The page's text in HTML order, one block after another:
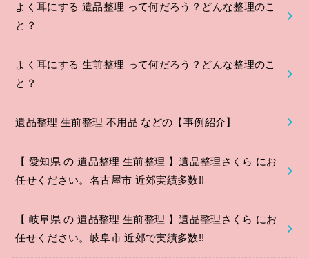
よく耳にする 遺品整理 って何だろう？どんな整理のこ
と？
よく耳にする 生前整理 って何だろう？どんな整理のこ
と？
遺品整理 生前整理 不用品 などの【事例紹介】
【 愛知県 の 遺品整理 生前整理 】遺品整理さくら にお
任せください。名古屋市 近郊実績多数!!
【 岐阜県 の 遺品整理 生前整理 】遺品整理さくら にお
任せください。岐阜市 近郊で実績多数!!